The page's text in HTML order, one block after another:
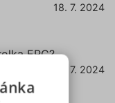
18. 7. 2024
EPC?
22. 7. 2024